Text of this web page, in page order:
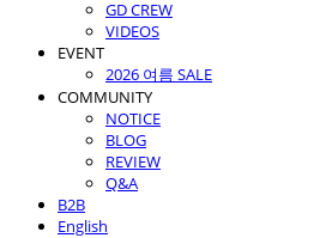
GD CREW
VIDEOS
EVENT
2026 여름 SALE
COMMUNITY
NOTICE
BLOG
REVIEW
Q&A
B2B
English